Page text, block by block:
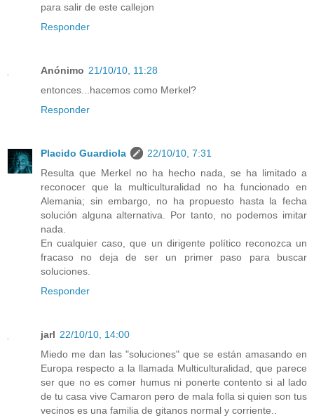
para salir de este callejon
Responder
Anónimo 21/10/10, 11:28
entonces...hacemos como Merkel?
Responder
Placido Guardiola
22/10/10, 7:31
Resulta que Merkel no ha hecho nada, se ha limitado a
reconocer que la multiculturalidad no ha funcionado en
Alemania; sin embargo, no ha propuesto hasta la fecha
solución alguna alternativa. Por tanto, no podemos imitar
nada.
En cualquier caso, que un dirigente político reconozca un
fracaso no deja de ser un primer paso para buscar
soluciones.
Responder
jarl 22/10/10, 14:00
Miedo me dan las "soluciones" que se están amasando en
Europa respecto a la llamada Multiculturalidad, que parece
ser que no es comer humus ni ponerte contento si al lado
de tu casa vive Camaron pero de mala folla si quien son tus
vecinos es una familia de gitanos normal y corriente..